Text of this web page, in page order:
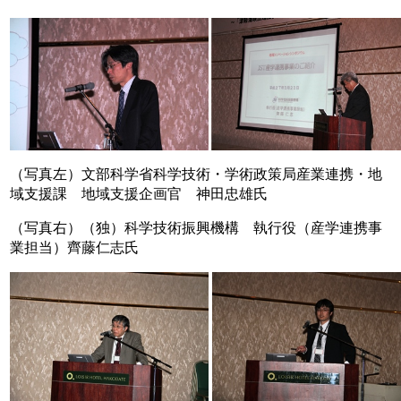
（写真左）文部科学省科学技術・学術政策局産業連携・地
域支援課 地域支援企画官 神田忠雄氏
（写真右）（独）科学技術振興機構 執行役（産学連携事
業担当）齊藤仁志氏